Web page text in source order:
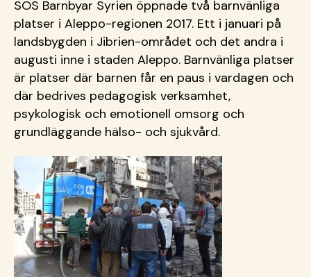
SOS Barnbyar Syrien öppnade två barnvänliga
platser i Aleppo-regionen 2017. Ett i januari på
landsbygden i Jibrien-området och det andra i
augusti inne i staden Aleppo. Barnvänliga platser
är platser där barnen får en paus i vardagen och
där bedrives pedagogisk verksamhet,
psykologisk och emotionell omsorg och
grundläggande hälso- och sjukvård.